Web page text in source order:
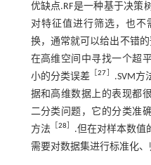
优缺点.RF是一种基于决策
对特征值进行筛选，也
换，通常就可以给出不错
在高维空间中寻找一个超
小的分类误差 ［27］
.SVM方
据和高维数据上的表现都
二分类问题，它的分类准
方法［28］
.但在对样本数值
需要对数据集进行标准化